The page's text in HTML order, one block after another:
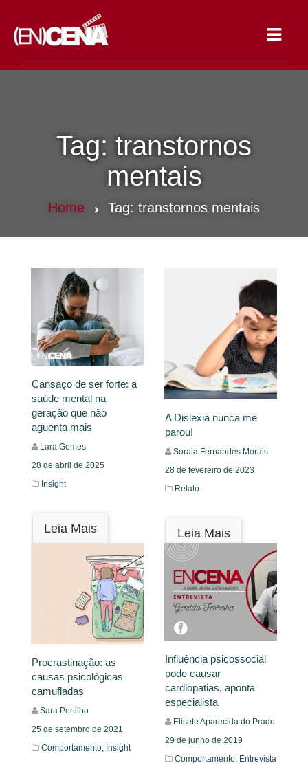
Tag: transtornos
mentais
Home Tag: transtornos mentais
Cansaço de ser forte: a
saúde mental na
geração que não
aguenta mais
Lara Gomes
28 de abril de 2025
Insight
Leia Mais
A Dislexia nunca me
parou!
Soraia Fernandes Morais
28 de fevereiro de 2023
Relato
Leia Mais
Procrastinação: as
causas psicológicas
camufladas
Sara Portilho
25 de setembro de 2021
Comportamento, Insight
Influência psicossocial
pode causar
cardiopatias, aponta
especialista
Elisete Aparecida do Prado
29 de junho de 2019
Comportamento, Entrevista